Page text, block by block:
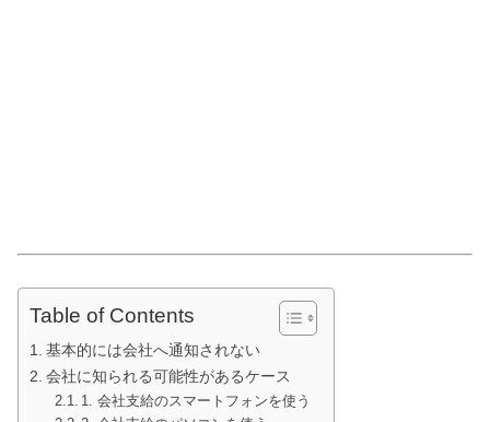
Table of Contents
基本的には会社へ通知されない
会社に知られる可能性があるケース
1. 会社支給のスマートフォンを使う